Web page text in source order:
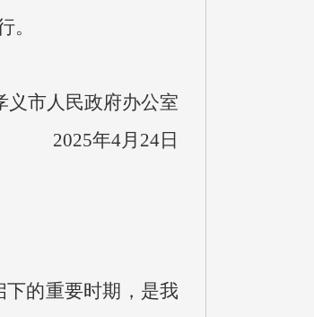
。
义市人民政府办公室
2025年4月24日
的重要时期，是我